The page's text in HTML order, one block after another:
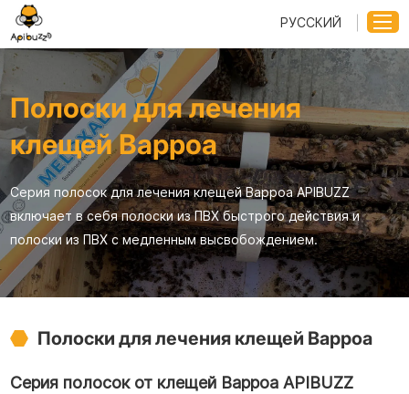
РУССКИЙ
Полоски для лечения
клещей Варроа
Серия полосок для лечения клещей Варроа APIBUZZ
включает в себя полоски из ПВХ быстрого действия и
полоски из ПВХ с медленным высвобождением.
Полоски для лечения клещей Варроа
Серия полосок от клещей Варроа APIBUZZ